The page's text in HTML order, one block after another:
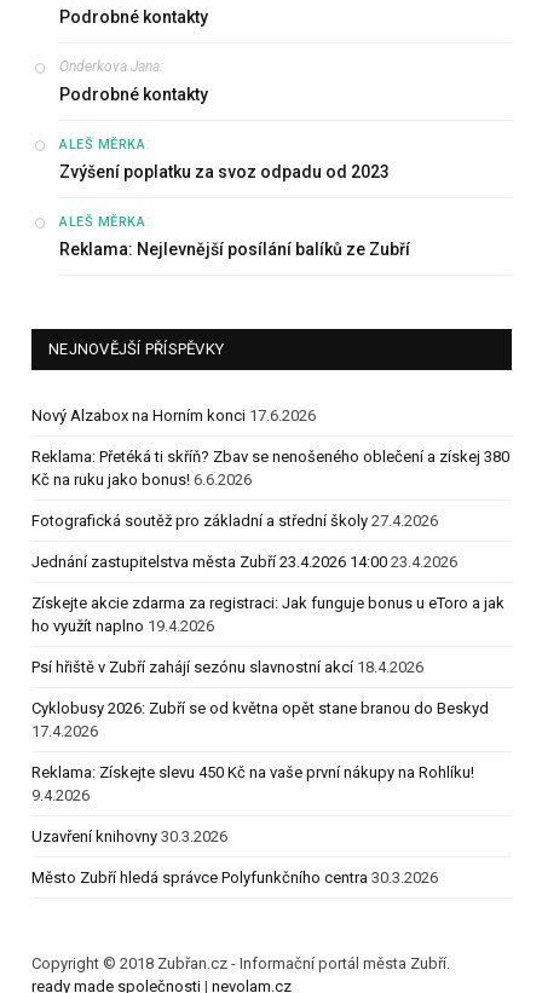
Podrobné kontakty
Onderkova Jana:
Podrobné kontakty
ALEŠ MĚRKA:
Zvýšení poplatku za svoz odpadu od 2023
ALEŠ MĚRKA:
Reklama: Nejlevnější posílání balíků ze Zubří
NEJNOVĚJŠÍ PŘÍSPĚVKY
Nový Alzabox na Horním konci 17.6.2026
Reklama: Přetéká ti skříň? Zbav se nenošeného oblečení a získej 380
Kč na ruku jako bonus! 6.6.2026
Fotografická soutěž pro základní a střední školy 27.4.2026
Jednání zastupitelstva města Zubří 23.4.2026 14:00 23.4.2026
Získejte akcie zdarma za registraci: Jak funguje bonus u eToro a jak
ho využít naplno 19.4.2026
Psí hřiště v Zubří zahájí sezónu slavnostní akcí 18.4.2026
Cyklobusy 2026: Zubří se od května opět stane branou do Beskyd
17.4.2026
Reklama: Získejte slevu 450 Kč na vaše první nákupy na Rohlíku!
9.4.2026
Uzavření knihovny 30.3.2026
Město Zubří hledá správce Polyfunkčního centra 30.3.2026
Copyright © 2018 Zubřan.cz - Informační portál města Zubří.
ready made společnosti | nevolam.cz